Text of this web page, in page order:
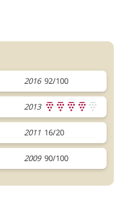
2016 92/100
2013
2011 16/20
2009 90/100